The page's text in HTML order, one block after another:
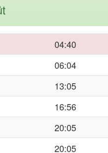
04:40
06:04
13:05
16:56
20:05
20:05